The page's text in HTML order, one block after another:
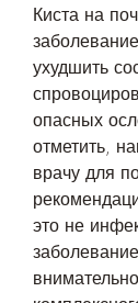
Киста на
ухудшить
опасных
отметить,
врачу для
это не